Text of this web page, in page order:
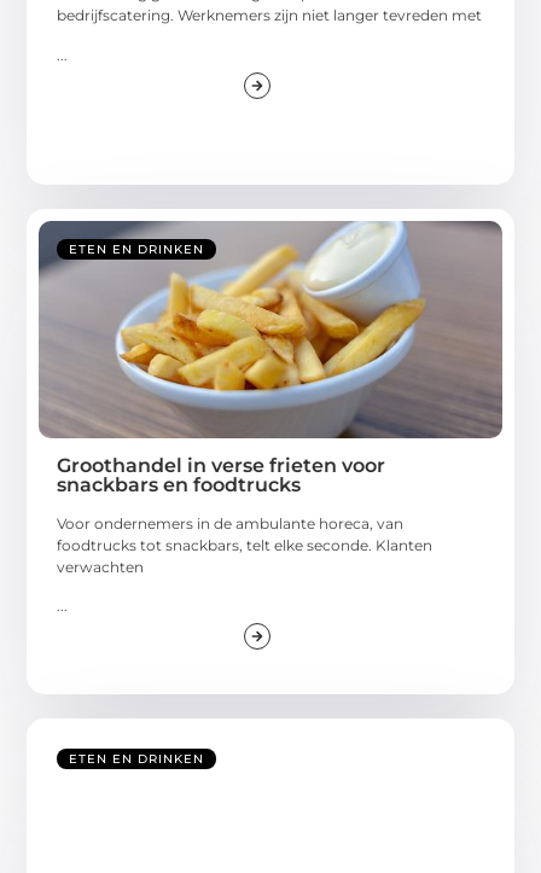
bedrijfscatering. Werknemers zijn niet langer tevreden met
ETEN EN DRINKEN
Groothandel in verse frieten voor
snackbars en foodtrucks
Voor ondernemers in de ambulante horeca, van
foodtrucks tot snackbars, telt elke seconde. Klanten
verwachten
...
ETEN EN DRINKEN